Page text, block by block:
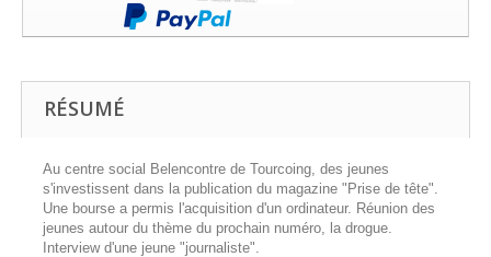
RÉSUMÉ
Au centre social Belencontre de Tourcoing, des jeunes
s'investissent dans la publication du magazine "Prise de tête".
Une bourse a permis l'acquisition d'un ordinateur. Réunion des
jeunes autour du thème du prochain numéro, la drogue.
Interview d'une jeune "journaliste".